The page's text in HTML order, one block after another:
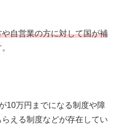
自営業の方に対して国が補
10万円までになる制度や障
える制度などが存在してい